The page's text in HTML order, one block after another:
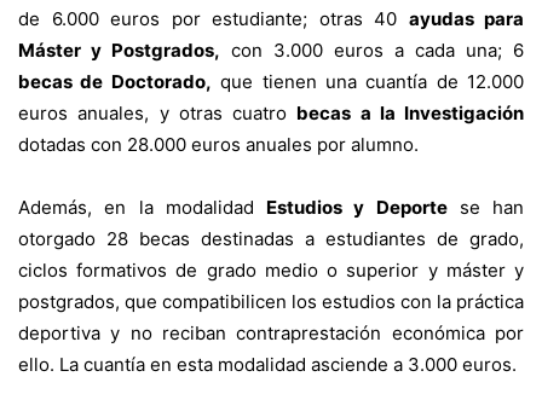
de 6.000 euros por estudiante; otras 40 ayudas para
Máster y Postgrados, con 3.000 euros a cada una; 6
becas de Doctorado, que tienen una cuantía de 12.000
euros anuales, y otras cuatro becas a la Investigación
dotadas con 28.000 euros anuales por alumno.
Además, en la modalidad Estudios y Deportese han
otorgado 28 becas destinadas a estudiantes de grado,
ciclos formativos de grado medio o superior y máster y
postgrados, que compatibilicen los estudios con la práctica
deportiva y no reciban contraprestación económica por
ello. La cuantía en esta modalidad asciende a 3.000 euros.